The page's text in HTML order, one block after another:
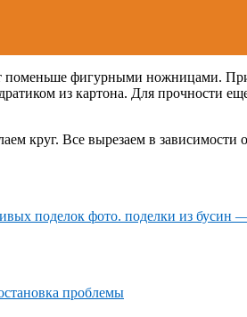
поменьше фигурными ножницами.
из картона. Для прочности
круг. Все вырезаем в зависимости